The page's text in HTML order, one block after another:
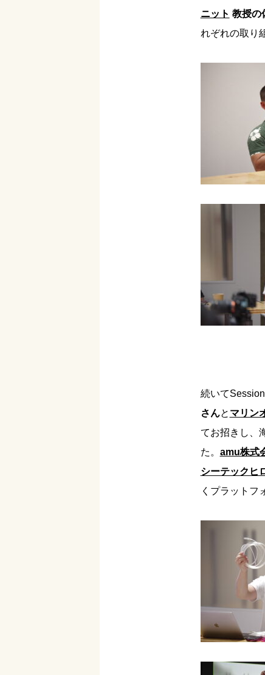
ニット 教授の
れぞれの取り
続いて
さんと マリン
てお招きし、
た。 amu株式
シーテックヒ
くプラットフ